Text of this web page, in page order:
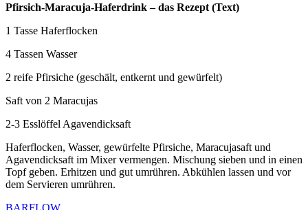
Pfirsich-Maracuja-Haferdrink – das Rezept (Text)
1 Tasse Haferflocken
4 Tassen Wasser
2 reife Pfirsiche (geschält, entkernt und gewürfelt)
Saft von 2 Maracujas
2-3 Esslöffel Agavendicksaft
Haferflocken, Wasser, gewürfelte Pfirsiche, Maracujasaft und
Agavendicksaft im Mixer vermengen. Mischung sieben und in einen
Topf geben. Erhitzen und gut umrühren. Abkühlen lassen und vor
dem Servieren umrühren.
BARFLOW